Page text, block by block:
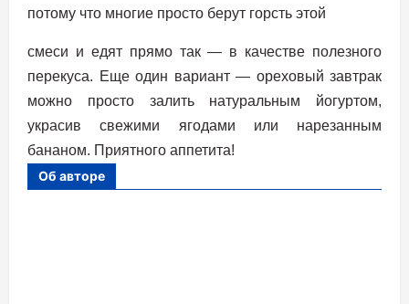
потому что многие просто берут горсть этой
смеси и едят прямо так — в качестве полезного
перекуса. Еще один вариант — ореховый завтрак
можно просто залить натуральным йогуртом,
украсив свежими ягодами или нарезанным
бананом. Приятного аппетита!
Об авторе